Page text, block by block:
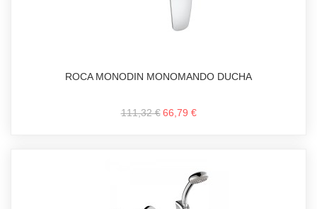
ROCA MONODIN MONOMANDO DUCHA
111,32 € 66,79 €